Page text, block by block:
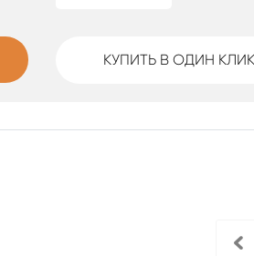
КУПИТЬ В ОДИН КЛИК